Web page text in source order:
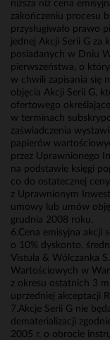
niższa niż cena
zakończeniu procesu
przysługiwało prawo
jednej Akcji Serii G za
posiadanych w Dniu
pierwszeństwa, o
w chwili zapisania się
objęcia Akcji Serii G,
ofertowego
w terminach
zaświadczenia
papierów
przez Uprawnionego
na podstawie księgi
co do ostatecznej
z Uprawnionym
umowy lub umów
grudnia 2008 roku.
6.Cena emisyjna akcji
o 10% dyskonto,
Vistula & Wólczanka
Wartościowych w
z okresu ostatnich 3
uprzedniej akceptacji
7.Akcje Serii G nie
dematerializacji
2005 r. o obrocie